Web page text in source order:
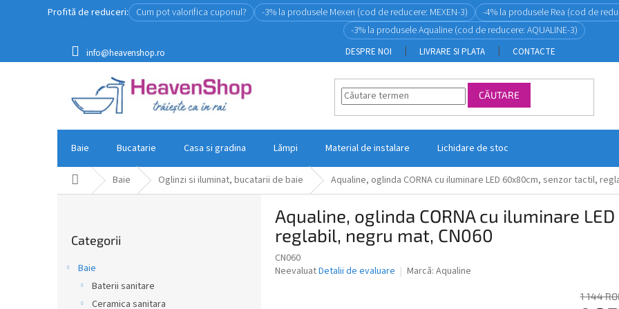
Profită de reduceri: Cum pot valorifica cuponul? -3% la produsele Mexen (cod de reducere: MEXEN-3) -4% la produsele Rea (cod de
-3% la produsele Aqualine (cod de reducere: AQUALINE-3)
info@heavenshop.ro DESPRE NOI LIVRARE SI PLATA CONTACTE
CĂUTARE
Baie Bucatarie Casa si gradina Lămpi Material de instalare Lichidare de stoc
Acasă Baie Oglinzi si iluminat, bucatarii de baie Aqualine, oglinda CORNA cu iluminare LED 60x80cm, senzor tactil,
peste
Categorii
Baie
Baterii sanitare
Ceramica sanitara
Aqualine, oglinda CORNA cu iluminare
reglabil, negru mat, CN060
CN060
Evaluarea
NeevaluatDetalii de evaluare Marcă: Aqualine
1 144